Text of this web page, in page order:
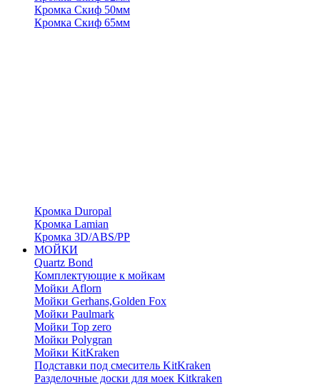
Кромка Скиф 50мм
Кромка Скиф 65мм
Кромка Duropal
Кромка Lamian
Кромка 3D/ABS/PP
МОЙКИ
Quartz Bond
Комплектующие к мойкам
Мойки Aflorn
Мойки Gerhans,Golden Fox
Мойки Paulmark
Мойки Top zero
Мойки Polygran
Мойки KitKraken
Подставки под смеситель KitKraken
Разделочные доски для моек Kitkraken